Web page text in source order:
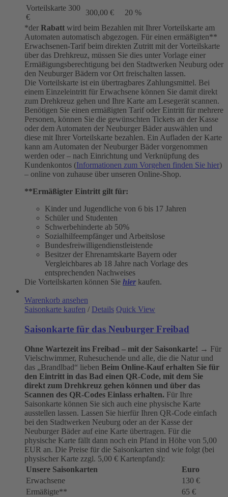
Vorteilskarte 300
€
300,00 €
20 %
*der Rabatt wird beim Bezahlen mit Ihrer Vorteilskarte am
Automaten automatisch abgezogen. Für einen ermäßigten**
Erwachsenen-Tarif beim direkten Zutritt mit der Vorteilskarte
über das Drehkreuz, müssen Sie dies unter Vorlage einer
Ermäßigungsberechtigung bei den Stadtwerken Neuburg oder
den Neuburger Bädern vor Ort freischalten lassen.
Die Vorteilskarte ist ein übertragbares Zahlungsmittel. Bei
einem Einzeleintritt für Erwachsene können Sie damit direkt
zum Drehkreuz gehen und Ihre Karte am Lesegerät scannen.
Benötigen Sie einen ermäßigten Tarif oder Eintritt für mehrere
Personen, können Sie die gewünschten Tickets an der Kasse
oder dem Automaten der Neuburger Bäder auswählen und
diese mit Ihrer Vorteilskarte bezahlen. Ein Aufladen der Karte
kann am Automaten der Neuburger Bäder vorgenommen
werden oder – nach Einrichtung und Verknüpfung des
Kundenkontos (Informationen zum Vorgehen finden Sie hier)
– online von zuhause über unseren Online-Shop.
**Ermäßigter Eintritt gilt für:
Kinder und Jugendliche von 6 bis 17 Jahren
Schüler und Studenten
Schwerbehinderte ab 50%
Sozialhilfeempfänger und Arbeitslose
Bundesfreiwilligendienstleistende
Besitzer der Ehrenamtskarte Bayern oder
Vergleichbares ab 18 Jahre nach Vorlage des
entsprechenden Nachweises
Die Vorteilskarten können Sie hier kaufen.
Warenkorb ansehen
Saisonkarte kaufen / Details Quick View
Saisonkarte für das Neuburger Freibad
Ohne Wartezeit ins Freibad – mit der Saisonkarte! → Für
Vielschwimmer, Ruhesuchende und alle, die die Natur und
das „Brandlbad“ lieben Beim Online-Kauf erhalten Sie für
den Eintritt in das Bad einen QR-Code, mit dem Sie
direkt zum Drehkreuz gehen können und über das
Scannen des QR-Codes Einlass erhalten. Für Ihre
Saisonkarte können Sie sich auch eine physische Karte
ausstellen lassen. Lassen Sie hierfür Ihren QR-Code einfach
bei den Stadtwerken Neuburg oder an der Kasse der
Neuburger Bäder auf eine Karte übertragen. Für die
physische Karte fällt dann noch ein Pfand in Höhe von 5,00
EUR an. Die Preise für die Saisonkarten sind wie folgt (bei
physischer Karte zzgl. 5,00 € Kartenpfand):
Unsere Saisonkarten
Euro
Erwachsene
130 €
Ermäßigte**
65 €